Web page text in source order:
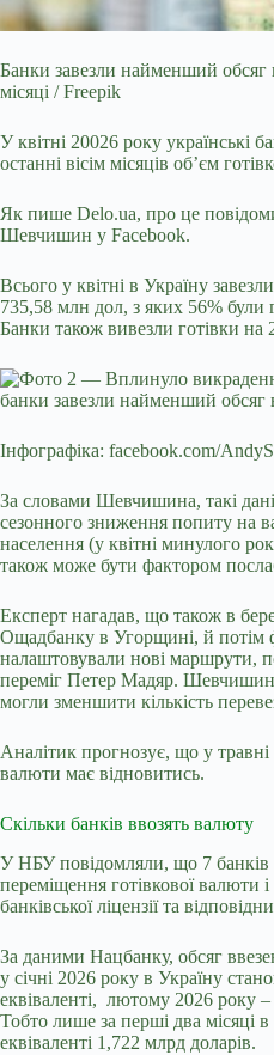
Банки завезли найменший обсяг
місяці / Freepik
У квітні 20026 року українські
останні вісім місяців об’єм
Як пише Delo.ua, про це
Шевчишин у Facebook.
Всього у квітні в Україну
735,58 млн дол, з яких 56% були
Банки також вивезли готівки на
Інфографіка: facebook.com/
За словами Шевчишина, такі
сезонного зниження попиту на
населення (у квітні минулого
також може бути фактором
Експерт нагадав, що також в
Ощадбанку в Угорщині, й потім
налаштовували нові маршрути,
переміг Петер Мадяр.
могли зменшити кількість
Аналітик прогнозує, що у травні
валюти має відновитись.
Скільки банків ввозять валюту
У НБУ повідомляли, що 7 банків
переміщення готівкової валюти і
банківської ліцензії та
За даними Нацбанку, обсяг
у січні 2026 року в Україну
еквіваленті, лютому 2026 року
Тобто лише за перші два місяці
еквіваленті 1,722 млрд доларів.